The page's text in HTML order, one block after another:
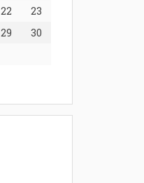
22
23
29
30